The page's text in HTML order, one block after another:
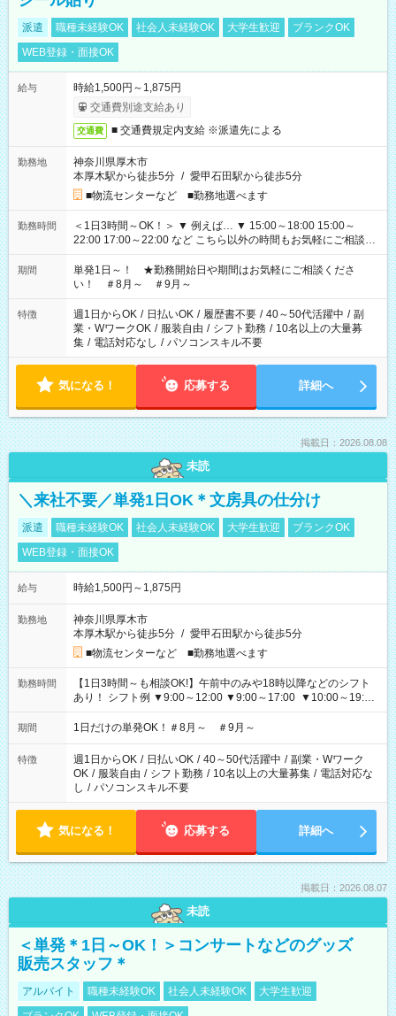
派遣 職種未経験OK 社会人未経験OK 大学生歓迎
ブランクOK
WEB登録・面接OK
給与
時給1,500円～1,875円
交通費別途支給あり
交通費 ■ 交通費規定内支給 ※派遣先による
勤務地
神奈川県厚木市
本厚木駅から徒歩5分 / 愛甲石田駅から徒歩5分
■物流センターなど ■勤務地選べます
勤務時間
＜1日3時間～OK！＞ ▼ 例えば… ▼ 15:00～18:00 15:00～
22:00 17:00～22:00 など こちら以外の時間もお気軽にご相談く
ださい！
期間
単発1日～！ ★勤務開始日や期間はお気軽にご相談くださ
い！ ＃8月～ ＃9月～
特徴 週1日からOK / 日払いOK / 履歴書不要 / 40～50代活躍中 / 副
業・WワークOK / 服装自由 / シフト勤務 / 10名以上の大量募
集 / 電話対応なし / パソコンスキル不要
気になる！ 応募する 詳細へ
掲載日：2026.08.08
未読
＼来社不要／単発1日OK＊文房具の仕分け
派遣 職種未経験OK 社会人未経験OK 大学生歓迎
ブランクOK
WEB登録・面接OK
給与 時給1,500円～1,875円
勤務地
神奈川県厚木市
本厚木駅から徒歩5分 / 愛甲石田駅から徒歩5分
■物流センターなど ■勤務地選べます
勤務時間
【1日3時間～も相談OK!】午前中のみや18時以降などのシフト
あり！ シフト例 ▼9:00～12:00 ▼9:00～17:00 ▼10:00～19:00
▼18:00～21:00
期間 1日だけの単発OK！＃8月～ ＃9月～
特徴 週1日からOK / 日払いOK / 40～50代活躍中 / 副業・Wワーク
OK / 服装自由 / シフト勤務 / 10名以上の大量募集 / 電話対応な
し / パソコンスキル不要
気になる！ 応募する 詳細へ
掲載日：2026.08.07
未読
＜単発＊1日～OK！＞コンサートなどのグッズ
販売スタッフ＊
アルバイト 職種未経験OK 社会人未経験OK
大学生歓迎